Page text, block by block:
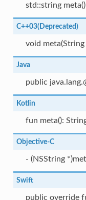
std::string meta()
C++03(Deprecated)
void
Java
public
Kotlin
fun meta():
Objective-C
- (NSString
Swift
public override